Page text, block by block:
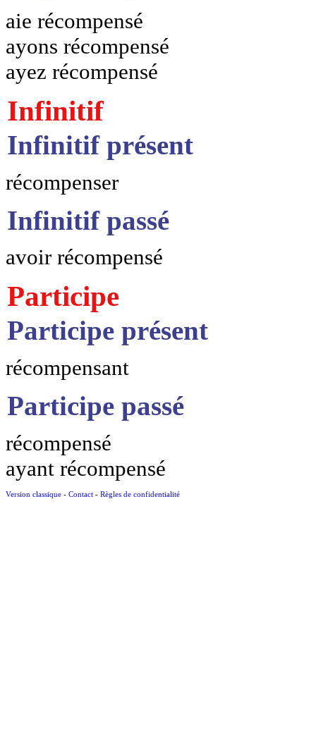
aie récompensé
ayons récompensé
ayez récompensé
Infinitif
Infinitif présent
récompenser
Infinitif passé
avoir récompensé
Participe
Participe présent
récompensant
Participe passé
récompensé
ayant récompensé
Version classique - Contact - Règles de confidentialité